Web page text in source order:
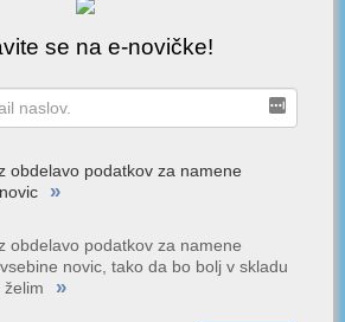
se na e-novičke!
obdelavo podatkov za namene
»
obdelavo podatkov za namene
novic, tako da bo bolj v skladu
želim
»